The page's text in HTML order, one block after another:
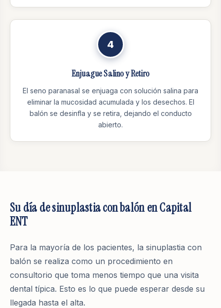
4
Enjuague Salino y Retiro
El seno paranasal se enjuaga con solución salina para
eliminar la mucosidad acumulada y los desechos. El
balón se desinfla y se retira, dejando el conducto
abierto.
Su día de sinuplastia con balón en Capital
ENT
Para la mayoría de los pacientes, la sinuplastia con
balón se realiza como un procedimiento en
consultorio que toma menos tiempo que una visita
dental típica. Esto es lo que puede esperar desde su
llegada hasta el alta.